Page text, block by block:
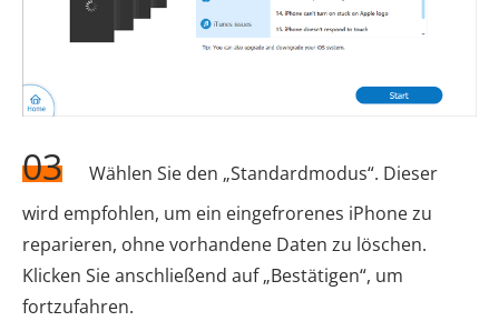
03
Wählen Sie den „Standardmodus“. Dieser
wird empfohlen, um ein eingefrorenes iPhone zu
reparieren, ohne vorhandene Daten zu löschen.
Klicken Sie anschließend auf „Bestätigen“, um
fortzufahren.